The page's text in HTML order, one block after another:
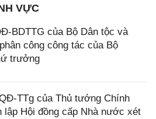
VỰC
BDTTG của Bộ Dân tộc và
công công tác của Bộ
trưởng
TTg của Thủ tướng Chính
lập Hội đồng cấp Nhà nước xét